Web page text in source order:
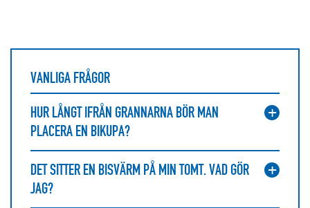
VANLIGA FRÅGOR
HUR LÅNGT IFRÅN GRANNARNA BÖR MAN
PLACERA EN BIKUPA?
DET SITTER EN BISVÄRM PÅ MIN TOMT. VAD GÖR
JAG?